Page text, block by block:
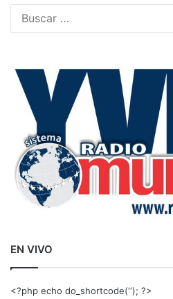
EN VIVO
<?php echo do_shortcode(‘‘); ?>